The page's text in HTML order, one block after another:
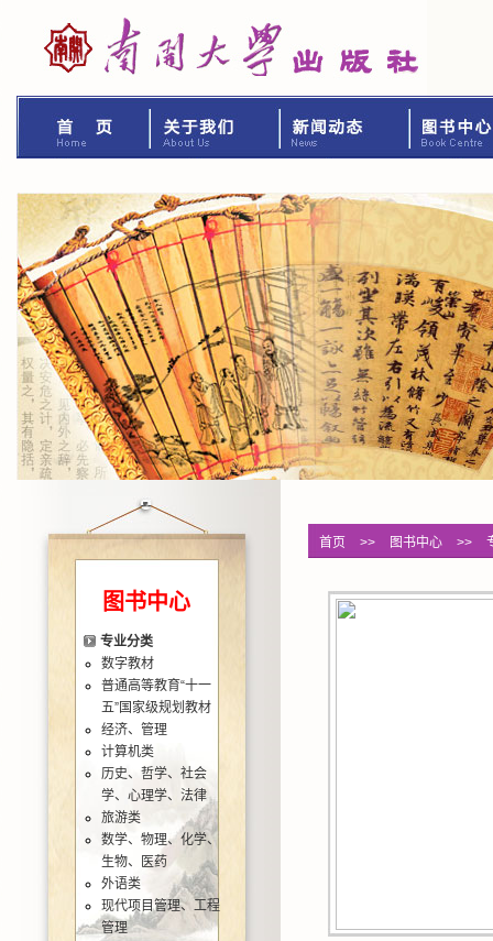
图书中心
专业分类
数字教材
普通高等教育“十一
五”国家级规划教材
经济、管理
计算机类
历史、哲学、社会
学、心理学、法律
旅游类
数学、物理、化学、
生物、医药
外语类
现代项目管理、工程
管理
首页 >> 图书中心 >>